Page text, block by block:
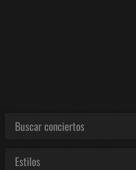
Buscar conciertos
Estilos